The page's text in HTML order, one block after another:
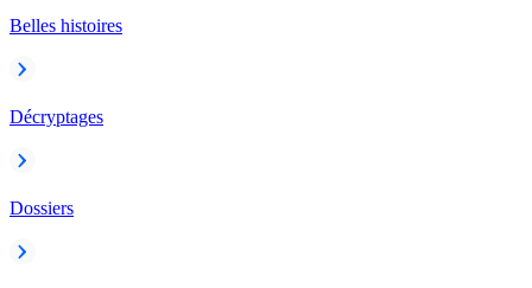
Belles histoires
Décryptages
Dossiers